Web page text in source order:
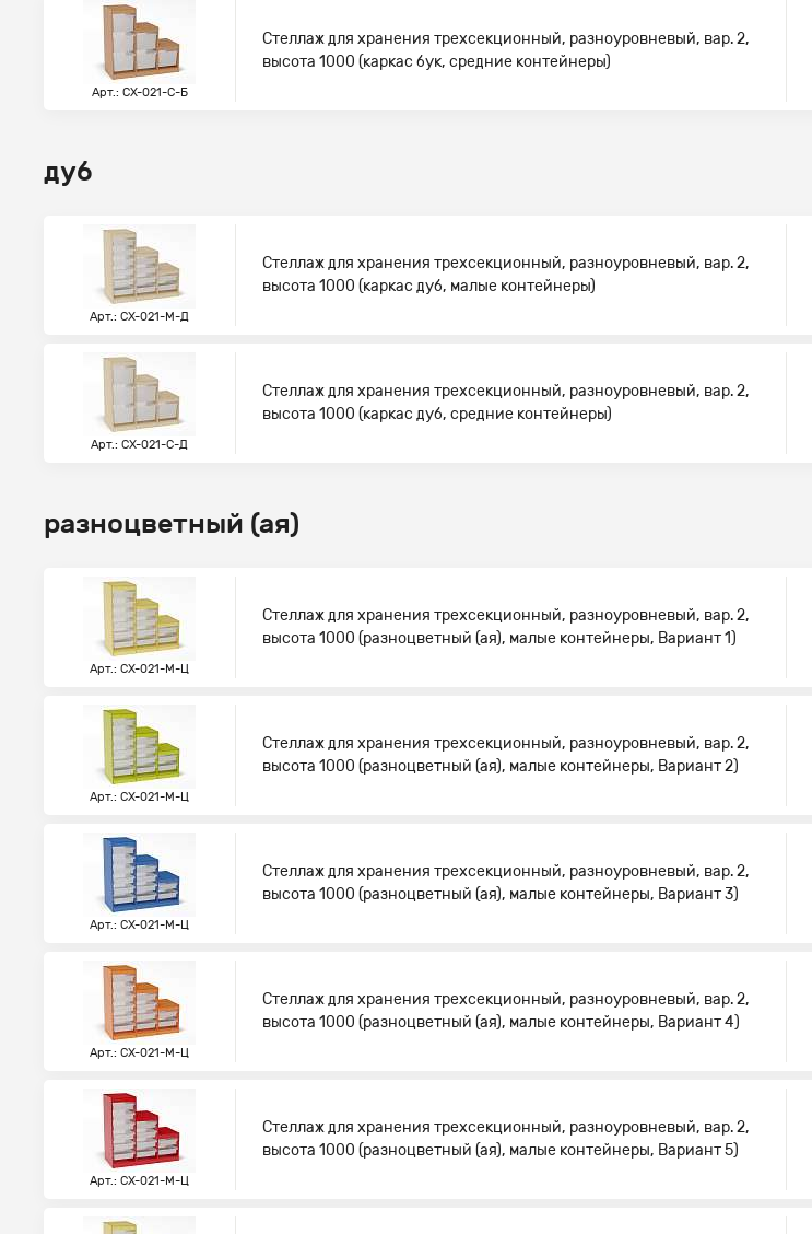
Арт.: СХ-021-С-Б
Стеллаж для хранения трехсекционный, разноуровневый, вар. 2,
высота 1000 (каркас бук, средние контейнеры)
дуб
Арт.: СХ-021-М-Д
Стеллаж для хранения трехсекционный, разноуровневый, вар. 2,
высота 1000 (каркас дуб, малые контейнеры)
Арт.: СХ-021-С-Д
Стеллаж для хранения трехсекционный, разноуровневый, вар. 2,
высота 1000 (каркас дуб, средние контейнеры)
разноцветный (ая)
Арт.: СХ-021-М-Ц
Стеллаж для хранения трехсекционный, разноуровневый, вар. 2,
высота 1000 (разноцветный (ая), малые контейнеры, Вариант 1)
Арт.: СХ-021-М-Ц
Стеллаж для хранения трехсекционный, разноуровневый, вар. 2,
высота 1000 (разноцветный (ая), малые контейнеры, Вариант 2)
Арт.: СХ-021-М-Ц
Стеллаж для хранения трехсекционный, разноуровневый, вар. 2,
высота 1000 (разноцветный (ая), малые контейнеры, Вариант 3)
Арт.: СХ-021-М-Ц
Стеллаж для хранения трехсекционный, разноуровневый, вар. 2,
высота 1000 (разноцветный (ая), малые контейнеры, Вариант 4)
Арт.: СХ-021-М-Ц
Стеллаж для хранения трехсекционный, разноуровневый, вар. 2,
высота 1000 (разноцветный (ая), малые контейнеры, Вариант 5)